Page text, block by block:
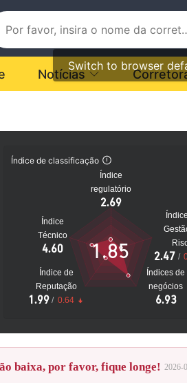
Switch to browser
Notícias
Índice de classificação
Índice
regulatório
2.69
Índice
Técnico
4.60
Índice de
Reputação
1.99 / 0.64
Índices de
negócios
6.93
2.47 /
1.85
baixa, por favor, fique longe! 2026-